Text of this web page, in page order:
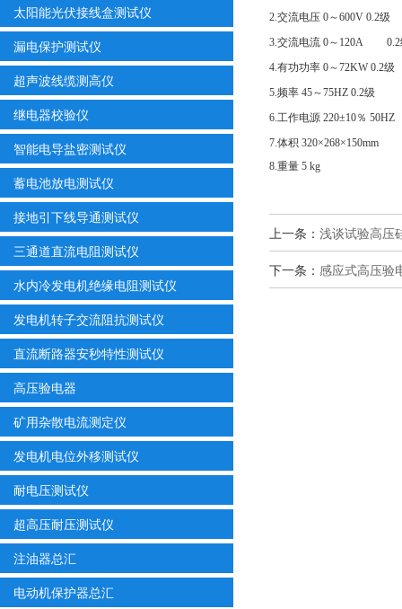
太阳能光伏接线盒测试仪
漏电保护测试仪
超声波线缆测高仪
继电器校验仪
智能电导盐密测试仪
蓄电池放电测试仪
接地引下线导通测试仪
三通道直流电阻测试仪
水内冷发电机绝缘电阻测试仪
发电机转子交流阻抗测试仪
直流断路器安秒特性测试仪
高压验电器
矿用杂散电流测定仪
发电机电位外移测试仪
耐电压测试仪
超高压耐压测试仪
注油器总汇
电动机保护器总汇
2.交流电压 0～600V 0.2级
3.交流电流 0～120A 0.2
4.有功功率 0～72KW 0.2级
5.频率 45～75HZ 0.2级
6.工作电源 220±10％ 50HZ
7.体积 320×268×150mm
8.重量 5 kg
上一条： 浅谈试验高压
下一条： 感应式高压验